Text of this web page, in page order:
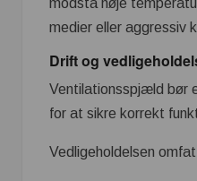
modstå høje
medier eller aggressiv
Drift og
Ventilationsspjæld bør
for at sikre korrekt
Vedligeholdelsen